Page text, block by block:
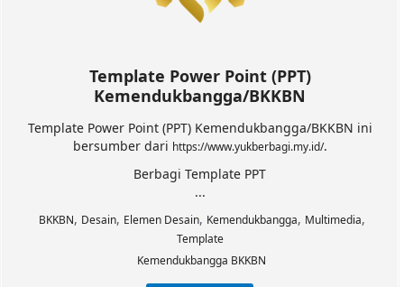
Template Power Point (PPT)
Kemendukbangga/BKKBN
Template Power Point (PPT) Kemendukbangga/BKKBN ini
bersumber dari https://www.yukberbagi.my.id/.
Berbagi Template PPT
...
BKKBN, Desain, Elemen Desain, Kemendukbangga, Multimedia,
Template
Kemendukbangga BKKBN